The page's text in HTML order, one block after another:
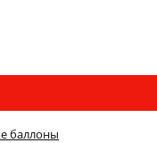
баллоны